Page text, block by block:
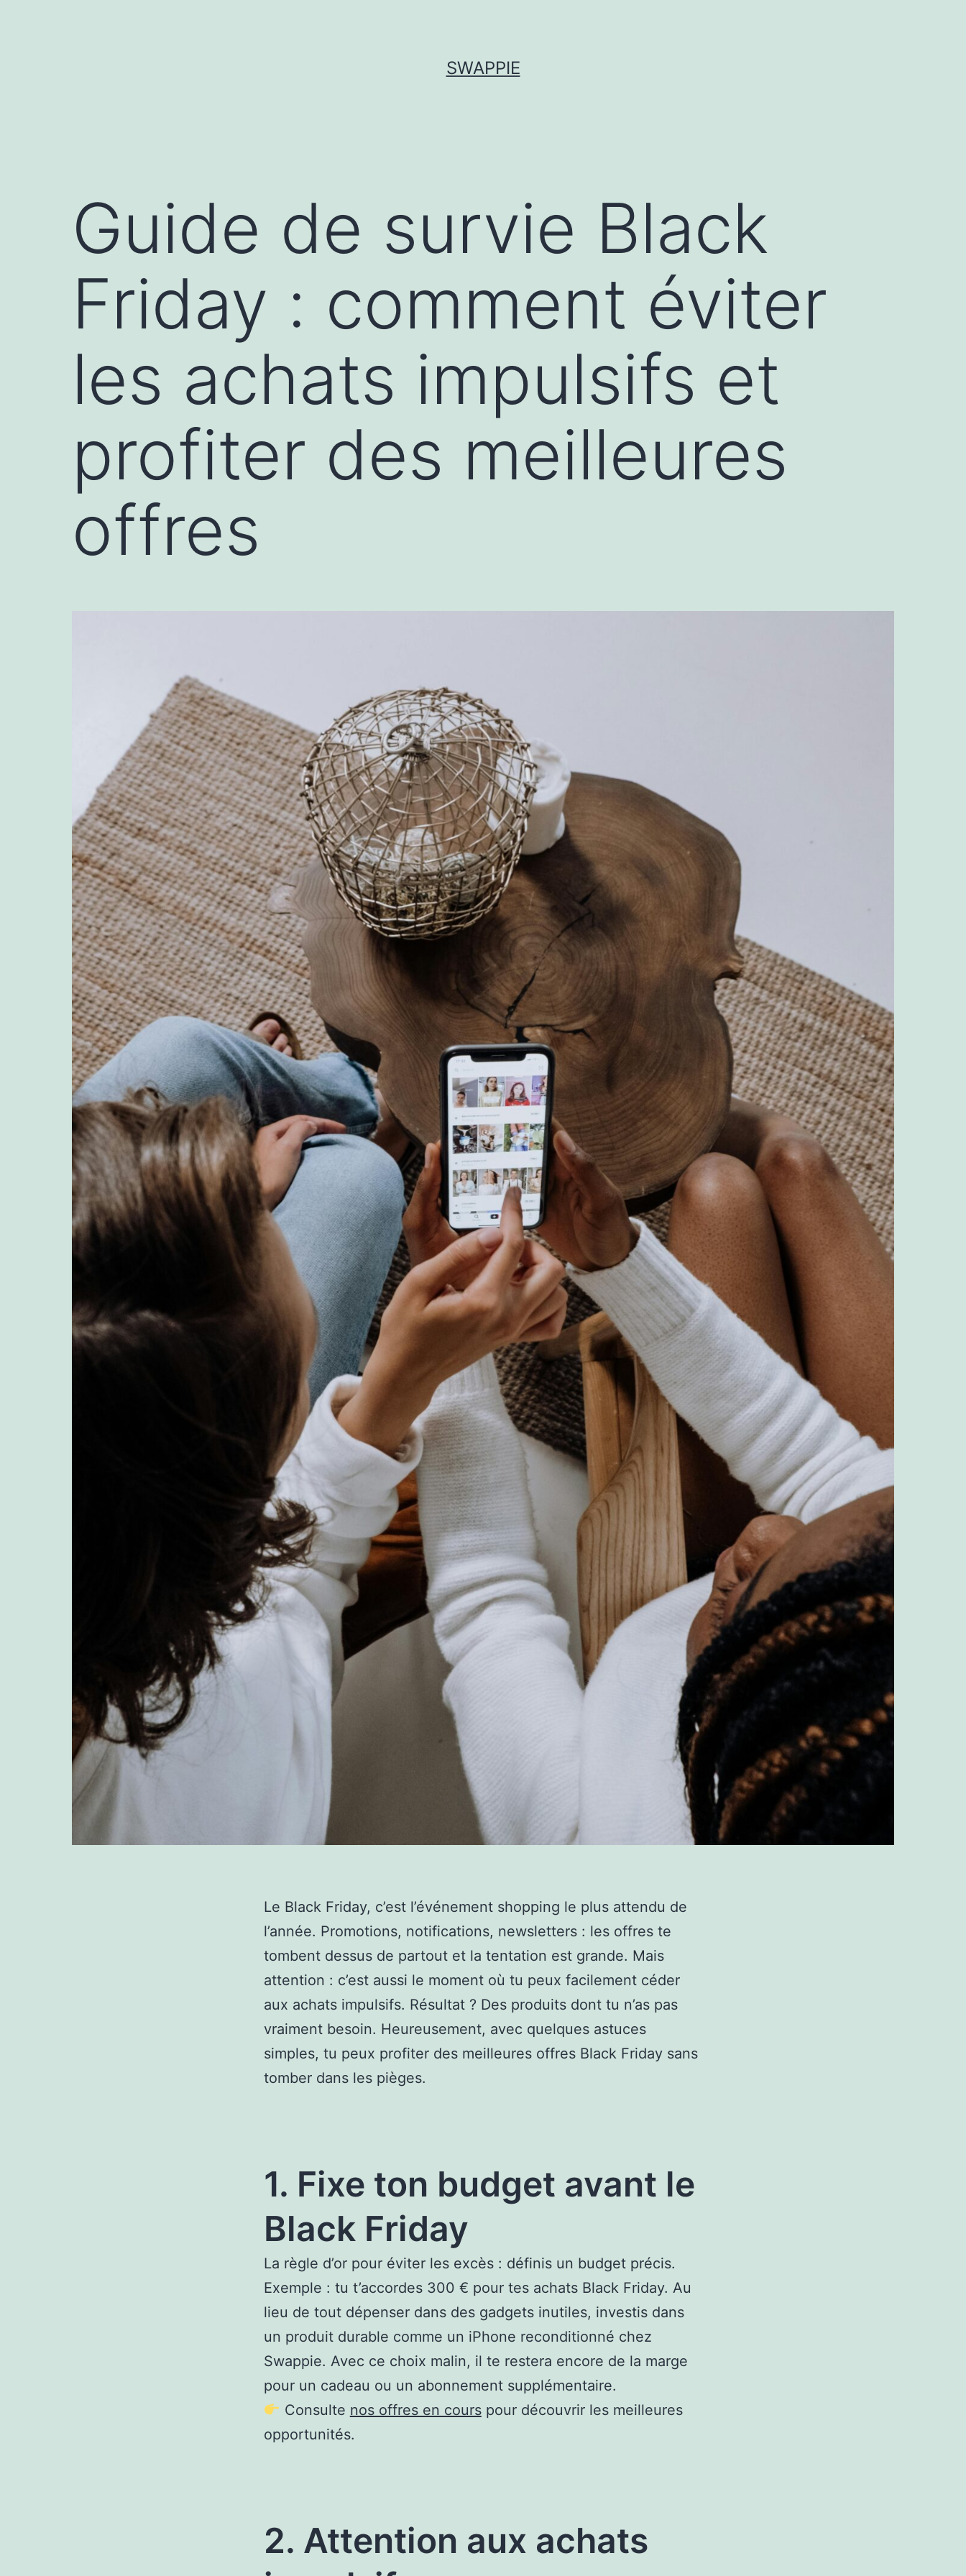
SWAPPIE
Guide de survie Black
Friday : comment éviter
les achats impulsifs et
profiter des meilleures
offres
Le Black Friday, c’est l’événement shopping le plus attendu de
l’année. Promotions, notifications, newsletters : les offres te
tombent dessus de partout et la tentation est grande. Mais
attention : c’est aussi le moment où tu peux facilement céder
aux achats impulsifs. Résultat ? Des produits dont tu n’as pas
vraiment besoin. Heureusement, avec quelques astuces
simples, tu peux profiter des meilleures offres Black Friday sans
tomber dans les pièges.
1. Fixe ton budget avant le
Black Friday
La règle d’or pour éviter les excès : définis un budget précis.
Exemple : tu t’accordes 300 € pour tes achats Black Friday. Au
lieu de tout dépenser dans des gadgets inutiles, investis dans
un produit durable comme un iPhone reconditionné chez
Swappie. Avec ce choix malin, il te restera encore de la marge
pour un cadeau ou un abonnement supplémentaire.
Consulte nos offres en courspour découvrir les meilleures
opportunités.
2. Attention aux achats